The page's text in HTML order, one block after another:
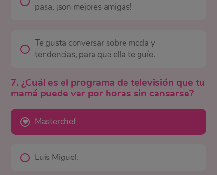
pasa, ¡son mejores amigas!
Te gusta conversar sobre moda y
tendencias, para que ella te guíe.
7. ¿Cuál es el programa de televisión que tu
mamá puede ver por horas sin cansarse?
Masterchef.
Luis Miguel.